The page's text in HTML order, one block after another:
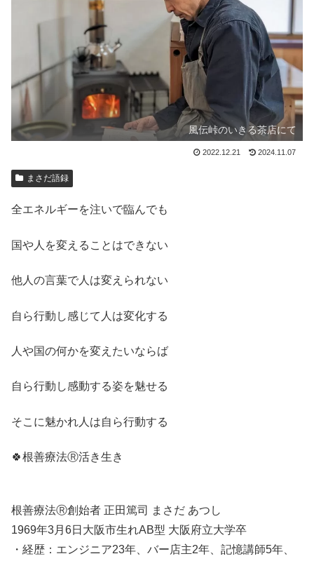
風伝峠のいきる茶店にて
2022.12.21 2024.11.07
まさだ語録
全エネルギーを注いで臨んでも
国や人を変えることはできない
他人の言葉で人は変えられない
自ら行動し感じて人は変化する
人や国の何かを変えたいならば
自ら行動し感動する姿を魅せる
そこに魅かれ人は自ら行動する
🍀根善療法Ⓡ活き生き
根善療法Ⓡ創始者 正田篤司 まさだ あつし
1969年3月6日大阪市生れAB型 大阪府立大学卒
・経歴：エンジニア23年、バー店主2年、記憶講師5年、